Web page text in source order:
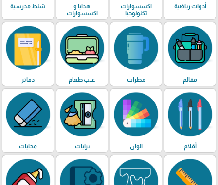
أدوات رياضية
اكسسوارات
تكنولوجيا
هدايا و
اكسسوارات
شنط مدرسية
مقالم مطرات علب طعام دفاتر
أقلام الوان برايات محايات